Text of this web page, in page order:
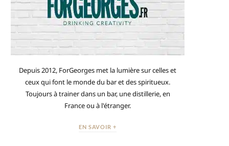
Depuis 2012, ForGeorges met la lumière sur celles et
ceux qui font le monde du bar et des spiritueux.
Toujours à trainer dans un bar, une distillerie, en
France ou à l'étranger.
EN SAVOIR +